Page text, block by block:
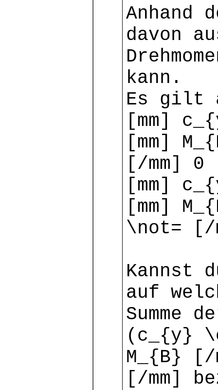
Anhand
davon
kann.
Es gilt
[mm]
[mm]
[/mm] 0
[mm]
[mm]
\not= [/
Kannst
auf
Summe
(c_{y}
M_{B} [/
[/mm]